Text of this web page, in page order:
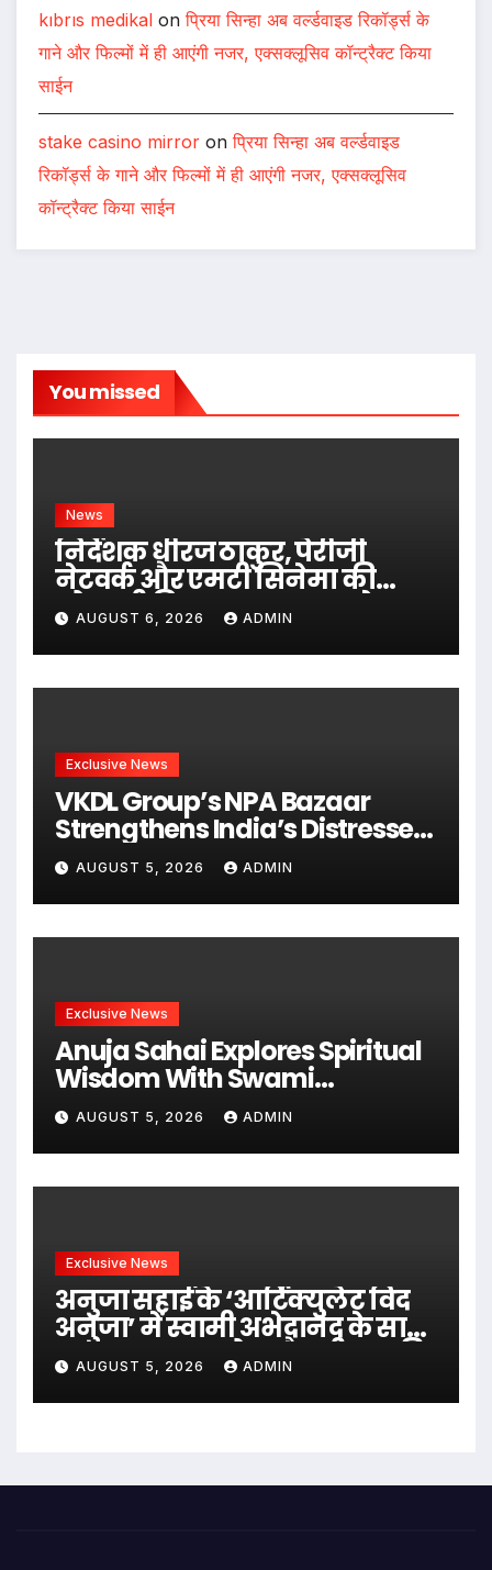
kıbrıs medikal onप्रिया सिन्हा अब वर्ल्डवाइड रिकॉर्ड्स के
गाने और फिल्मों में ही आएंगी नजर, एक्सक्लूसिव कॉन्ट्रैक्ट किया
साईन
stake casino mirror onप्रिया सिन्हा अब वर्ल्डवाइड
रिकॉर्ड्स के गाने और फिल्मों में ही आएंगी नजर, एक्सक्लूसिव
कॉन्ट्रैक्ट किया साईन
You missed
News
निर्देशक धीरज ठाकुर, पेरीजी
नेटवर्क और एमटी सिनेमा की
भोजपुरी फिल्म ‘अजब सास के
गजब बहुरिया’ की वाराणसी में
शूटिंग शुरू
AUGUST 6, 2026 ADMIN
Exclusive News
VKDL Group’s NPA Bazaar
Strengthens India’s Distressed
Asset Resolution Ecosystem
Under The Leadership Of V K
Dubey
AUGUST 5, 2026 ADMIN
Exclusive News
Anuja Sahai Explores Spiritual
Wisdom With Swami
Abhedananda On Articulate
With Anuja
AUGUST 5, 2026 ADMIN
Exclusive News
अनुजा सहाई के ‘आर्टिक्युलेट विद
अनुजा’ में स्वामी अभेदानंद के साथ
अध्यात्म, आत्मबोध और जीवन की
गहन यात्रा
AUGUST 5, 2026 ADMIN